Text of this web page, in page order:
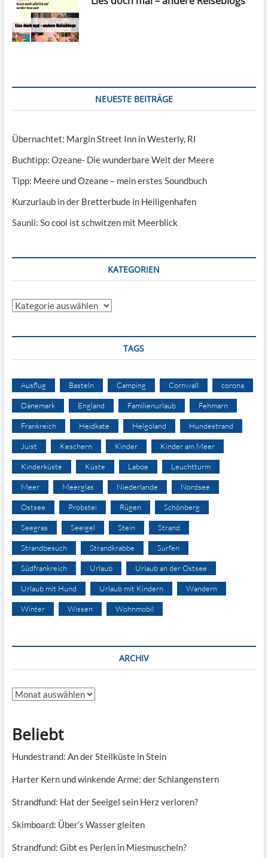
NEUESTE BEITRÄGE
Übernachtet: Margin Street Inn in Westerly, RI
Buchtipp: Ozeane- Die wunderbare Welt der Meere
Tipp: Meere und Ozeane – mein erstes Soundbuch
Kurzurlaub in der Bretterbude in Heiligenhafen
Saunli: So cool ist schwitzen mit Meerblick
KATEGORIEN
Kategorien
TAGS
Ausflug Basteln Camping Cornwall corona
Dänemark England Familienurlaub Fehmarn
Frankreich Heidkate Helgoland Hundestrand
Juist Keschern Kinder Kinder am Meer
Kinderküste Küste Laboe Leuchtturm
Meer Meerglas Niederlande Nordsee
Ostsee Probstei Rügen Schönberg
Seegras Seeigel Stein Strand
Strandbesuch Strandkrabbe Surfen
Südfrankreich Urlaub Urlaub an der Ostsee
Urlaub mit Hund Urlaub mit Kindern Wandern
Winter Wissen Wohnmobil
ARCHIV
Archiv
Beliebt
Hundestrand: An der Steilküste in Stein
Harter Kern und winkende Arme: der Schlangenstern
Strandfund: Hat der Seeigel sein Herz verloren?
Skimboard: Über’s Wasser gleiten
Strandfund: Gibt es Perlen in Miesmuscheln?